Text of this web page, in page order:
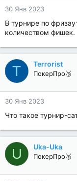
30 Янв 2023
В турнире по
количеством фишек.
T Terrorist
ПокерПро🥉
30 Янв 2023
Что такое турнир-
U Uka-Uka
ПокерПро🥈